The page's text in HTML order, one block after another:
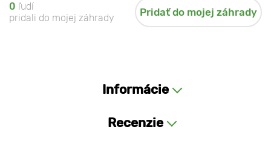
0 ľudí
pridali do mojej záhrady
Pridať do mojej záhrady
Informácie
Recenzie